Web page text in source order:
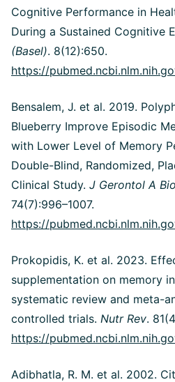
Cognitive Performance in
During a Sustained Cognitive
(Basel). 8(12):650.
https://
Bensalem, J. et al. 2019.
Blueberry Improve Episodic
with Lower Level of Memory
Double-Blind, Randomized,
Clinical Study. J Gerontol A
74(7):996–1007.
https://
Prokopidis, K. et al. 2023.
supplementation on memory
systematic review and meta-
controlled trials. Nutr Rev.
https://
Adibhatla, R. M. et al. 2002.